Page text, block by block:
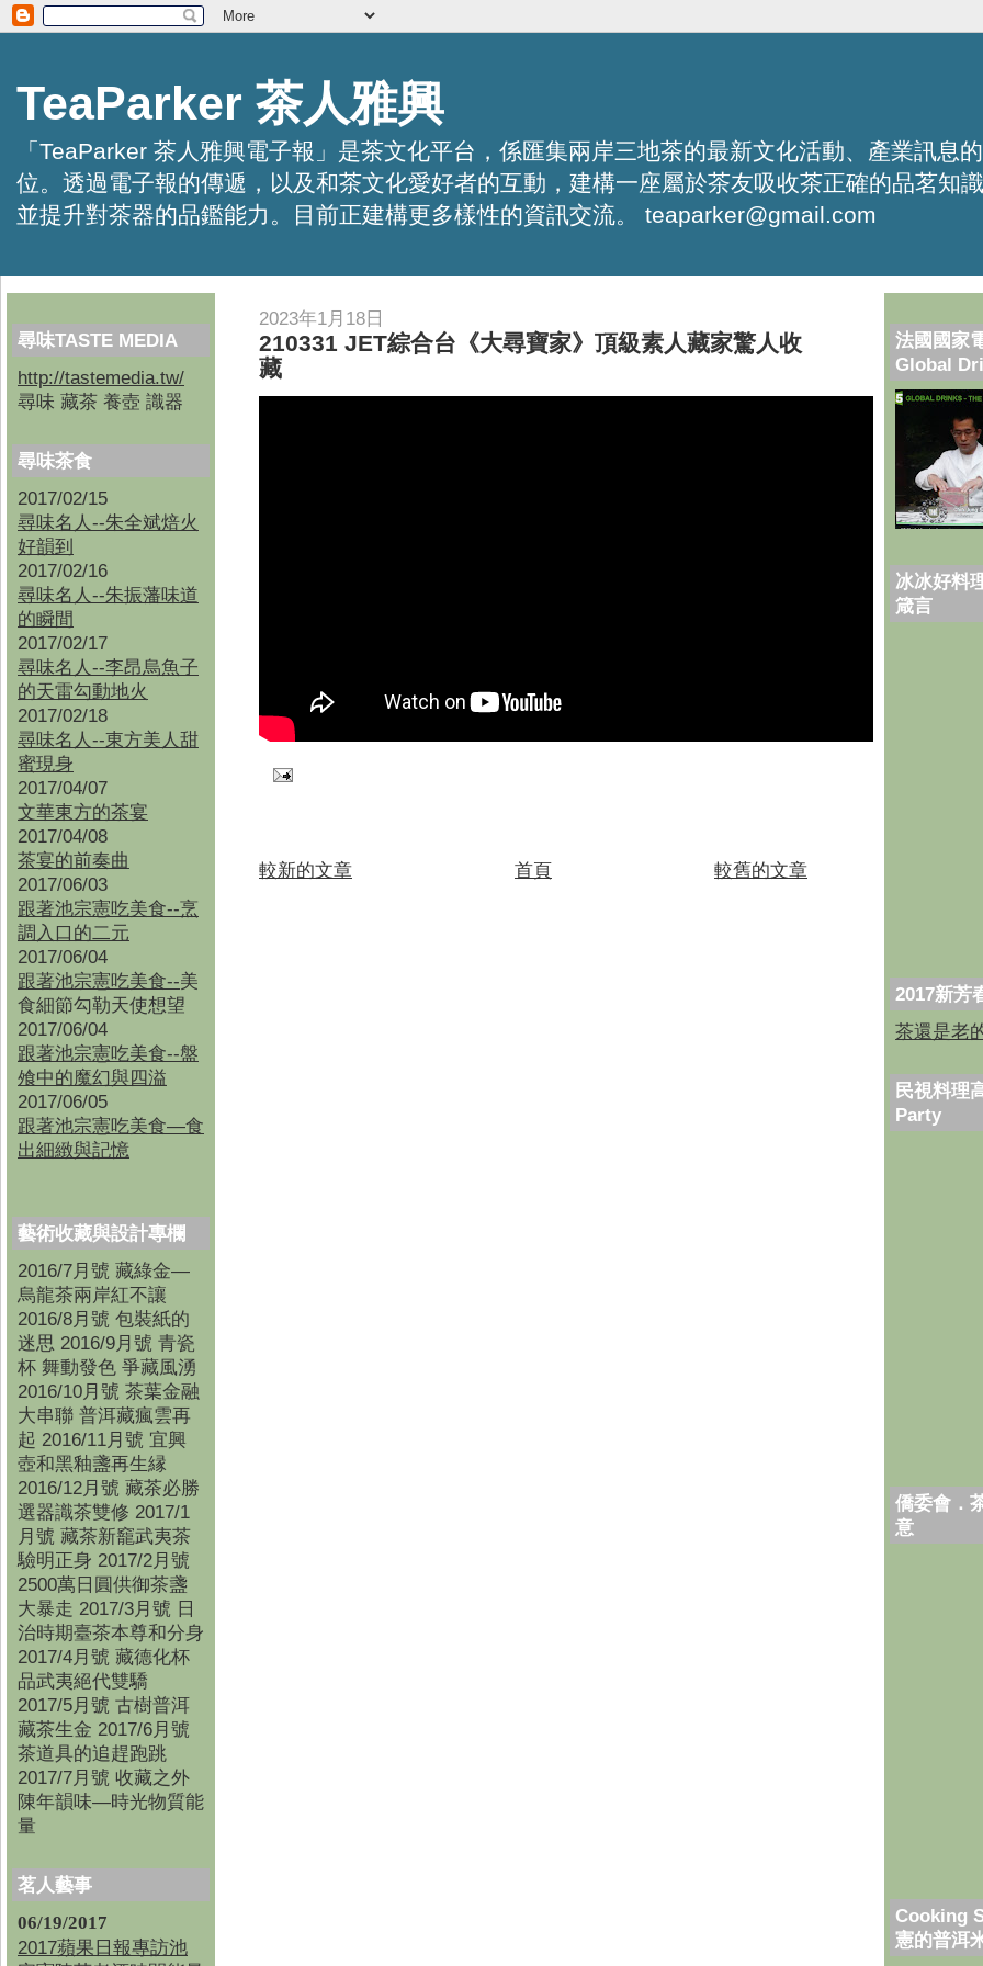
TeaParker 茶人雅興
「TeaParker 茶人雅興電子報」是茶文化平台，係匯集兩岸三地茶的最新文化活動、產業訊息
位。透過電子報的傳遞，以及和茶文化愛好者的互動，建構一座屬於茶友吸收茶正確的品茗知
並提升對茶器的品鑑能力。目前正建構更多樣性的資訊交流。 teaparker@gmail.com
尋味TASTE MEDIA
http://tastemedia.tw/
尋味 藏茶 養壺 識器
尋味茶食
2017/02/15
尋味名人--朱全斌焙火
好韻到
2017/02/16
尋味名人--朱振藩味道
的瞬間
2017/02/17
尋味名人--李昂烏魚子
的天雷勾動地火
2017/02/18
尋味名人--東方美人甜
蜜現身
2017/04/07
文華東方的茶宴
2017/04/08
茶宴的前奏曲
2017/06/03
跟著池宗憲吃美食--烹
調入口的二元
2017/06/04
跟著池宗憲吃美食--美
食細節勾勒天使想望
2017/06/04
跟著池宗憲吃美食--盤
飧中的魔幻與四溢
2017/06/05
跟著池宗憲吃美食—食
出細緻與記憶
藝術收藏與設計專欄
2016/7月號 藏綠金—
烏龍茶兩岸紅不讓
2016/8月號 包裝紙的
迷思 2016/9月號 青瓷
杯 舞動發色 爭藏風湧
2016/10月號 茶葉金融
大串聯 普洱藏瘋雲再
起 2016/11月號 宜興
壺和黑釉盞再生縁
2016/12月號 藏茶必勝
選器識茶雙修 2017/1
月號 藏茶新竉武夷茶
驗明正身 2017/2月號
2500萬日圓供御茶盞
大暴走 2017/3月號 日
治時期臺茶本尊和分身
2017/4月號 藏德化杯
品武夷絕代雙驕
2017/5月號 古樹普洱
藏茶生金 2017/6月號
茶道具的追趕跑跳
2017/7月號 收藏之外
陳年韻味—時光物質能
量
茗人藝事
06/19/2017
2017蘋果日報專訪池
2023年1月18日
210331 JET綜合台《大尋寶家》頂級素人藏家驚人收
藏
較新的文章 較舊的文章
首頁
法國國家
Global
冰冰好料
箴言
2017新芳
茶還是老
民視料理
Party
僑委會．
意
Cooking
憲的普洱